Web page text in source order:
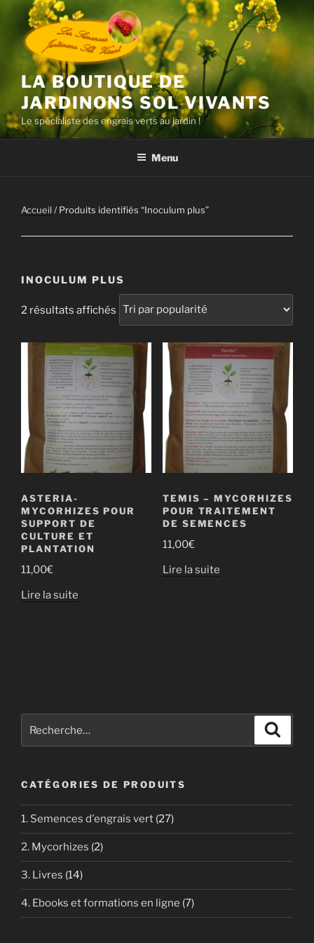
contenu
principal
LA BOUTIQUE DE
JARDINONS SOL VIVANTS
Le spécialiste des engrais verts au jardin !
Menu
Accueil / Produits identifiés “Inoculum plus”
INOCULUM PLUS
2 résultats affichés Trié
par
popularité
ASTERIA-
MYCORHIZES POUR
SUPPORT DE
CULTURE ET
PLANTATION
11,00€
Lire la suite
TEMIS – MYCORHIZES
POUR TRAITEMENT
DE SEMENCES
11,00€
Lire la suite
pour
CATÉGORIES DE PRODUITS
1. Semences d'engrais vert (27)
2. Mycorhizes (2)
3. Livres (14)
4. Ebooks et formations en ligne (7)